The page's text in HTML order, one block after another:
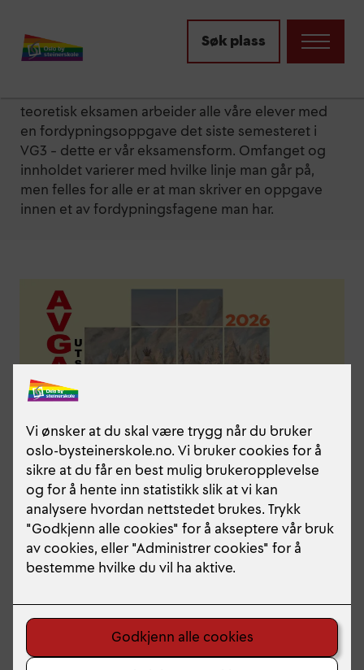
Søk plass
Fordypnings­oppgaven
teoretisk eksamen arbeider alle våre elever med
en fordypningsoppgave det siste semesteret i
VG3 – dette er vår eksamensform. Omfanget og
innholdet varierer med hvilke linje man går på,
men felles for alle er at man skriver en oppgave
innen et av fordypningsfagene man har.
Utstilling av
fordypningsoppgavene 2026
Program for åpningsdagen torsdag 9. april :
15.30 Eurytmiforestilling i 007
17.15 Filmvisning i 007
19.00 Eurytmiforestilling i 007